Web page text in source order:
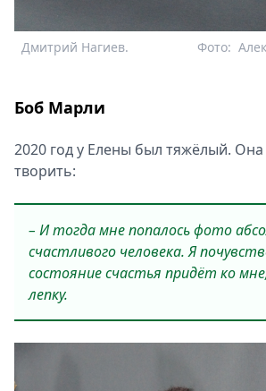
Дмитрий Нагиев. Фото:
Боб Марли
2020 год у Елены был тяжёлый.
творить:
– И тогда мне попалось фото
счастливого человека. Я
состояние счастья придёт ко
лепку.